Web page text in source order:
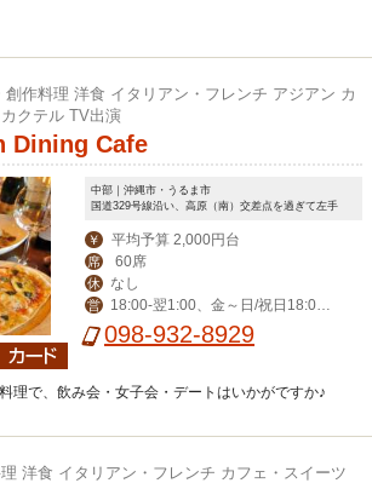
作料理 洋食 イタリアン・フレンチ アジアン カ
クテル TV出演
Dining Cafe
中部｜沖縄市・うるま市
国道329号線沿い、高原（南）交差点を過ぎて左手
￥ 平均予算 2,000円台
席 60席
休 なし
営
18:00‐翌1:00、金～日/祝日18:00-
翌2:00
098-932-8929
理で、飲み会・女子会・デートはいかがですか♪
洋食 イタリアン・フレンチ カフェ・スイーツ